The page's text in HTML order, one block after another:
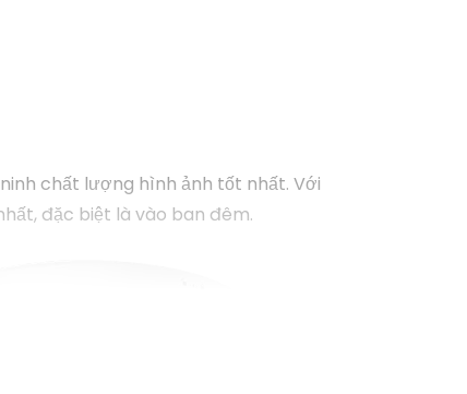
chất lượng hình ảnh tốt nhất. Với
đặc biệt là vào ban đêm.